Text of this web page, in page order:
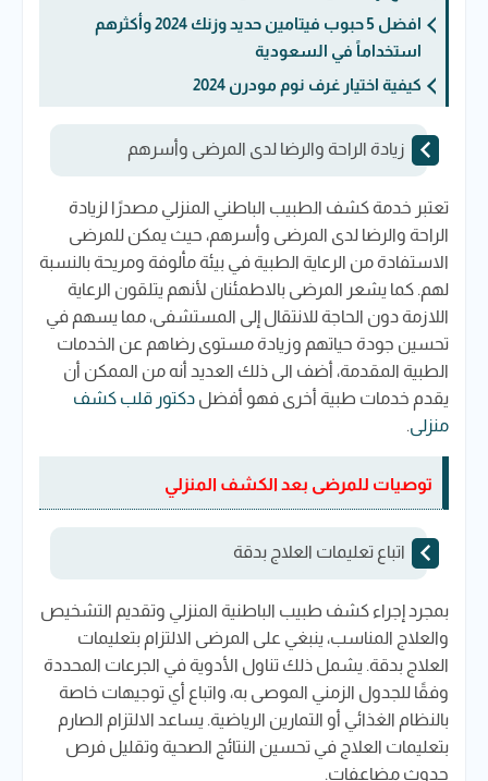
افضل 5 حبوب فيتامين حديد​ وزنك 2024 وأكثرهم
استخداماً في السعودية
كيفية اختيار غرف نوم مودرن 2024
زيادة الراحة والرضا لدى المرضى وأسرهم
تعتبر خدمة كشف الطبيب الباطني المنزلي مصدرًا لزيادة
الراحة والرضا لدى المرضى وأسرهم، حيث يمكن للمرضى
الاستفادة من الرعاية الطبية في بيئة مألوفة ومريحة بالنسبة
لهم. كما يشعر المرضى بالاطمئنان لأنهم يتلقون الرعاية
اللازمة دون الحاجة للانتقال إلى المستشفى، مما يسهم في
تحسين جودة حياتهم وزيادة مستوى رضاهم عن الخدمات
الطبية المقدمة، أضف الى ذلك العديد أنه من الممكن أن
يقدم خدمات طبية أخرى فهو أفضل دكتور قلب كشف
منزلى.
توصيات للمرضى بعد الكشف المنزلي
اتباع تعليمات العلاج بدقة
بمجرد إجراء كشف طبيب الباطنية المنزلي وتقديم التشخيص
والعلاج المناسب، ينبغي على المرضى الالتزام بتعليمات
العلاج بدقة. يشمل ذلك تناول الأدوية في الجرعات المحددة
وفقًا للجدول الزمني الموصى به، واتباع أي توجيهات خاصة
بالنظام الغذائي أو التمارين الرياضية. يساعد الالتزام الصارم
بتعليمات العلاج في تحسين النتائج الصحية وتقليل فرص
حدوث مضاعفات.